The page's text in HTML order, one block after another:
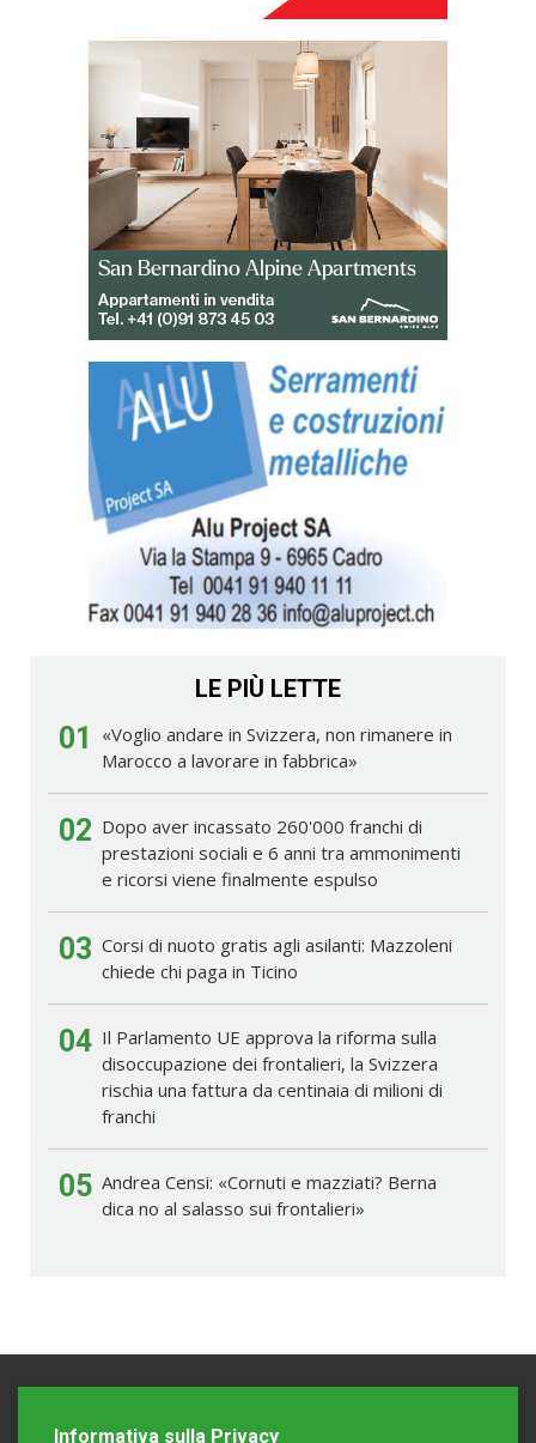
LE PIÙ LETTE
01
«Voglio andare in Svizzera, non rimanere in
Marocco a lavorare in fabbrica»
02 Dopo aver incassato 260'000 franchi di
prestazioni sociali e 6 anni tra ammonimenti
e ricorsi viene finalmente espulso
03 Corsi di nuoto gratis agli asilanti: Mazzoleni
chiede chi paga in Ticino
04 Il Parlamento UE approva la riforma sulla
disoccupazione dei frontalieri, la Svizzera
rischia una fattura da centinaia di milioni di
franchi
05 Andrea Censi: «Cornuti e mazziati? Berna
dica no al salasso sui frontalieri»
Informativa sulla Privacy